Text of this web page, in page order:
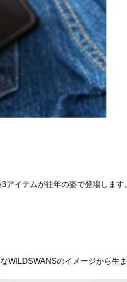
アイテムが往年の姿で登場します
WILDSWANSのイメージから生